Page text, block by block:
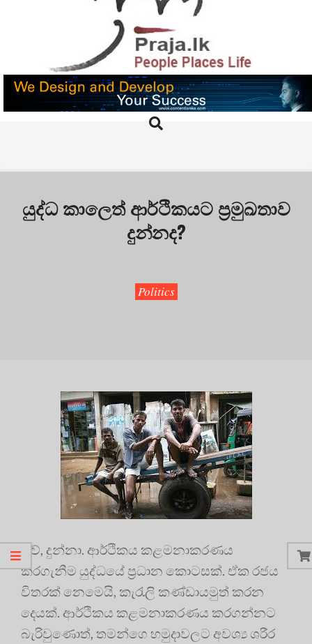
PRAJA.LK
Search
යුද්ධ කාලෙත් ආර්ථිකයට ප්‍රමුඛතාව
දුන්නද?
Politics
ඔව්, දුන්නා. ආර්ථිකය කළමනාකරණය
කරගැනීම යුද්ධයේ ප්‍රධාන කොටසක්. ඒක රජය
විතරක් නෙමෙයි, කැරැලි කණ්ඩායමුත් කරන
දෙයක්. ආර්ථිකය කළමනාකරණය කරගන්නට
බැරිවුණොත්, තමන්ගෙ හමුදාවලට අවශ්‍ය ශරීර